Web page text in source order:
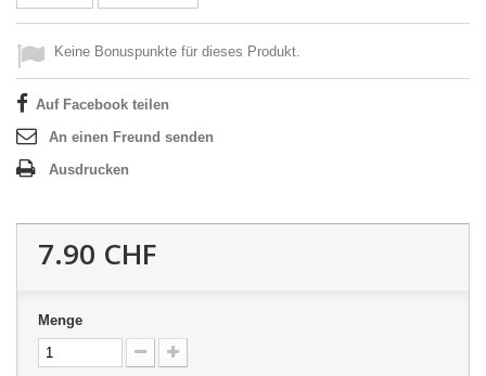
Keine Bonuspunkte für dieses Produkt.
Auf Facebook teilen
An einen Freund senden
Ausdrucken
7.90 CHF
Menge